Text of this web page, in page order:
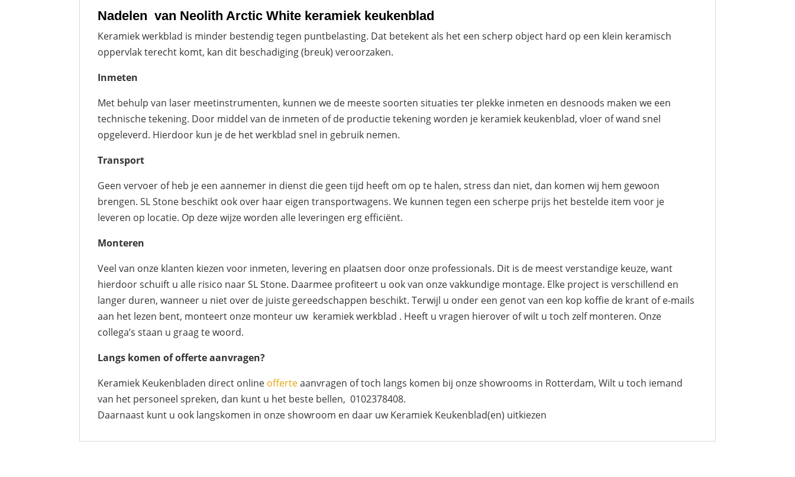
Nadelen van Neolith Arctic White keramiek keukenblad
Keramiek werkblad is minder bestendig tegen puntbelasting. Dat betekent als het een scherp object hard op een klein keramisch
oppervlak terecht komt, kan dit beschadiging (breuk) veroorzaken.
Inmeten
Met behulp van laser meetinstrumenten, kunnen we de meeste soorten situaties ter plekke inmeten en desnoods maken we een
technische tekening. Door middel van de inmeten of de productie tekening worden je keramiek keukenblad, vloer of wand snel
opgeleverd. Hierdoor kun je de het werkblad snel in gebruik nemen.
Transport
Geen vervoer of heb je een aannemer in dienst die geen tijd heeft om op te halen, stress dan niet, dan komen wij hem gewoon
brengen. SL Stone beschikt ook over haar eigen transportwagens. We kunnen tegen een scherpe prijs het bestelde item voor je
leveren op locatie. Op deze wijze worden alle leveringen erg efficiënt.
Monteren
Veel van onze klanten kiezen voor inmeten, levering en plaatsen door onze professionals. Dit is de meest verstandige keuze, want
hierdoor schuift u alle risico naar SL Stone. Daarmee profiteert u ook van onze vakkundige montage. Elke project is verschillend en
langer duren, wanneer u niet over de juiste gereedschappen beschikt. Terwijl u onder een genot van een kop koffie de krant of e-mails
aan het lezen bent, monteert onze monteur uw keramiek werkblad . Heeft u vragen hierover of wilt u toch zelf monteren. Onze
collega’s staan u graag te woord.
Langs komen of offerte aanvragen?
Keramiek Keukenbladen direct online offerteaanvragen of toch langs komen bij onze showrooms in Rotterdam, Wilt u toch iemand
van het personeel spreken, dan kunt u het beste bellen, 0102378408.
Daarnaast kunt u ook langskomen in onze showroom en daar uw Keramiek Keukenblad(en) uitkiezen